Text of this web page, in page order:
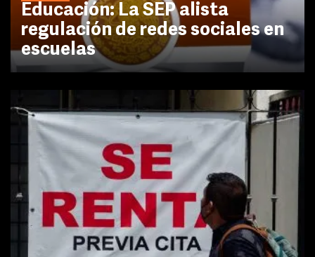
Educación: La SEP alista
regulación de redes sociales en
escuelas